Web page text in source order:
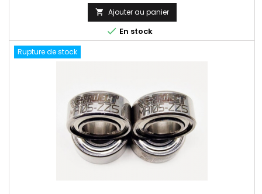
 Ajouter au panier
 En stock
Rupture de stock